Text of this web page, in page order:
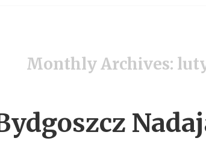
Monthly Archives: